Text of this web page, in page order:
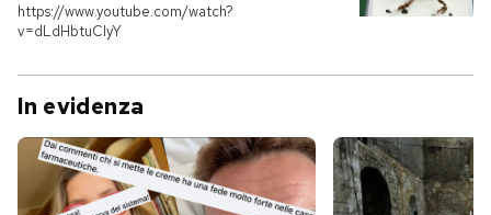
https://www.youtube.com/watch?
v=dLdHbtuCIyY
In evidenza